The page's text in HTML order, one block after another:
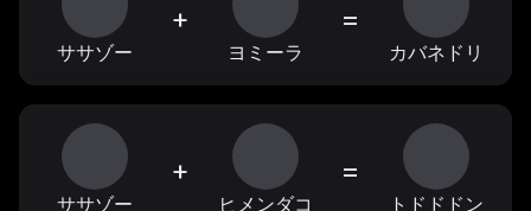
ササゾー
+
ヨミーラ
=
カバネドリ
ササゾー
+
ヒメンダコ
=
トドドドン